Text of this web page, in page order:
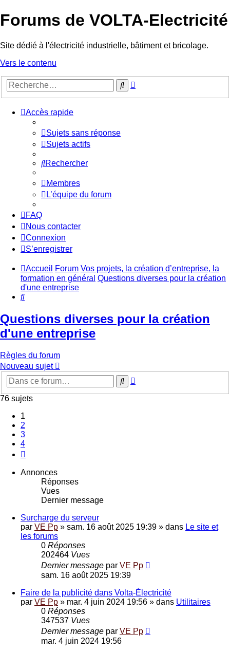
Forums de VOLTA-Electricité
Site dédié à l'électricité industrielle, bâtiment et bricolage.
Vers le contenu
Rechercher
Accès rapide
Sujets sans réponse
Sujets actifs
Rechercher
Membres
L’équipe du forum
FAQ
Nous contacter
Connexion
S’enregistrer
Accueil Forum Vos projets, la création d’entreprise, la
formation en général Questions diverses pour la création
d'une entreprise
Rechercher
Questions diverses pour la création
d'une entreprise
Règles du forum
Nouveau sujet
Rechercher
76 sujets
1
2
3
4
Annonces
Réponses
Vues
Dernier message
Surcharge du serveur
par VE Pp » sam. 16 août 2025 19:39 » dans Le site et
les forums
0 Réponses
202464 Vues
Dernier message par VE Pp
sam. 16 août 2025 19:39
Faire de la publicité dans Volta-Électricité
par VE Pp » mar. 4 juin 2024 19:56 » dans Utilitaires
0 Réponses
347537 Vues
Dernier message par VE Pp
mar. 4 juin 2024 19:56